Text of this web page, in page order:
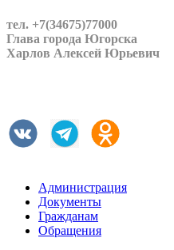
тел. +7(34675)77000
Глава города Югорска
Харлов Алексей Юрьевич
Администрация
Документы
Гражданам
Обращения